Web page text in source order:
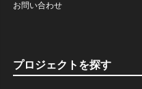
お問い合わせ
プロジェクトを探す